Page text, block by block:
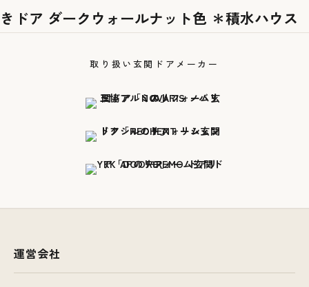
きドア ダークウォールナット色 ＊積水ハウス
取り扱い玄関ドアメーカー
運営会社